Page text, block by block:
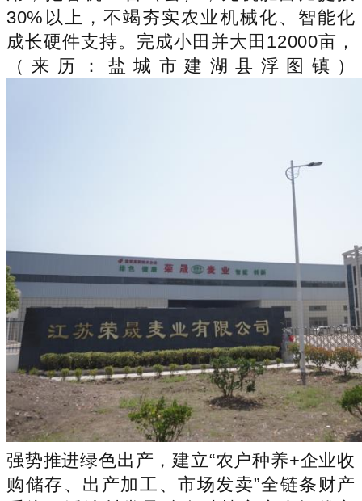
30%以上，不竭夯实农业机械化、智能化
成长硬件支持。完成小田并大田12000亩，
（来历：盐城市建湖县浮图镇）
强势推进绿色出产，建立“农户种养+企业收
购储存、出产加工、市场发卖”全链条财产